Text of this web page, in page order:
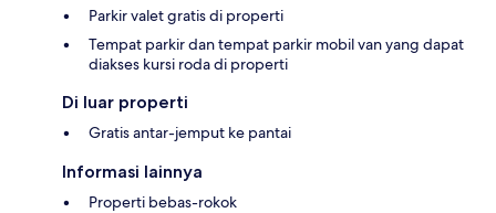
Parkir valet gratis di properti
Tempat parkir dan tempat parkir mobil van yang dapat
diakses kursi roda di properti
Di luar properti
Gratis antar-jemput ke pantai
Informasi lainnya
Properti bebas-rokok